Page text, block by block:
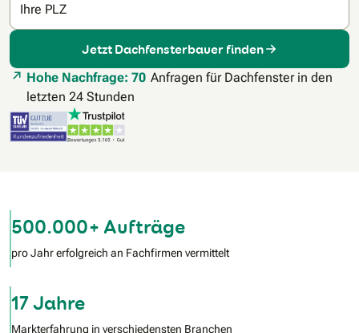
Ihre PLZ
Jetzt Dachfensterbauer finden
Hohe Nachfrage: 70 Anfragen für Dachfenster in den
letzten 24 Stunden
500.000+ Aufträge
pro Jahr erfolgreich an Fachfirmen vermittelt
17 Jahre
Markterfahrung in verschiedensten Branchen